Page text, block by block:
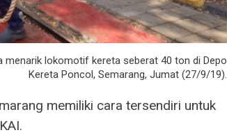
menarik lokomotif kereta seberat 40 ton di Depo
Kereta Poncol, Semarang, Jumat (27/9/19).
memiliki cara tersendiri untuk